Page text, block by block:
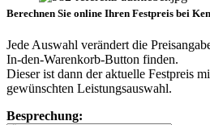
Berechnen Sie online Ihren Festpreis bei
Jede Auswahl verändert die
In-den-Warenkorb-Button finden.
Dieser ist dann der aktuelle Festpreis
gewünschten Leistungsauswahl.
Besprechung: